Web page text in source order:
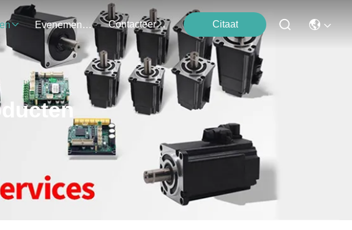
Evenementen Contacteer Ons Citaat